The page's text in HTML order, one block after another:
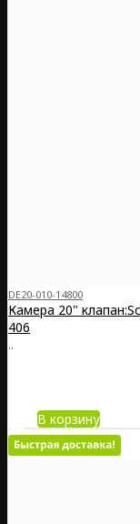
DE20-010-14800
Камера 20"
406
..
В корзину